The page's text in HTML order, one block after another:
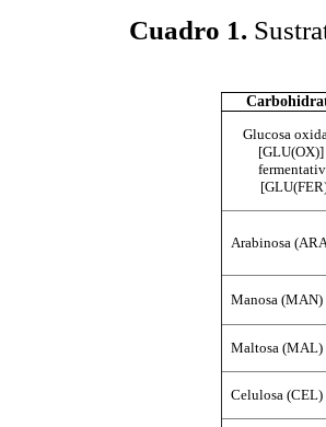
Cuadro 1.
Glucosa
Arabinosa
Manosa (MAN)
Maltosa (MAL)
Celulosa (CEL)